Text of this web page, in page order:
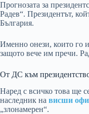
Прогнозата за
Радев“. Президентът,
България.
Именно онези, които го
защото вече им пречи.
От ДС към
Наред с всичко това ще
наследник на висши
„злонамерен“.